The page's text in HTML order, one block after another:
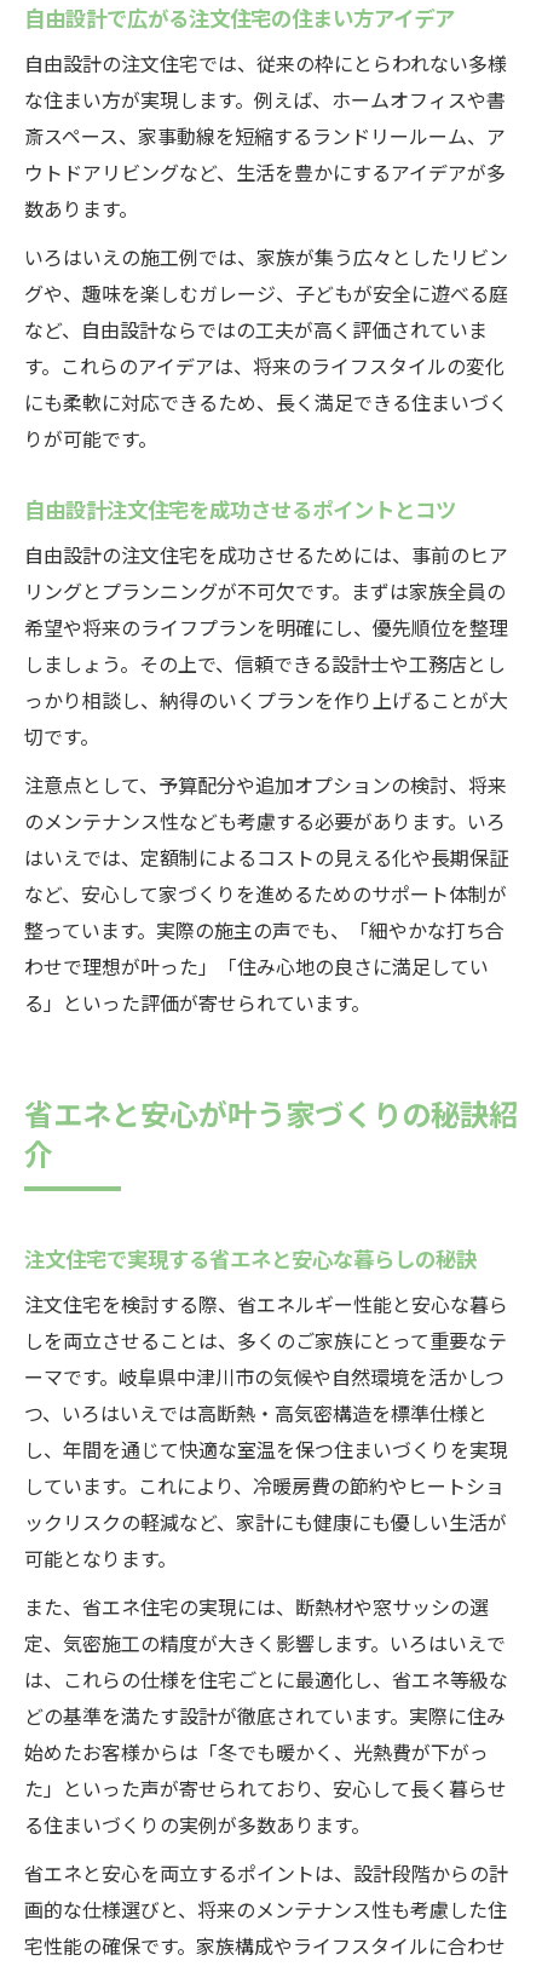
自由設計で広がる注文住宅の住まい方アイデア
自由設計の注文住宅では、従来の枠にとらわれない多様
な住まい方が実現します。例えば、ホームオフィスや書
斎スペース、家事動線を短縮するランドリールーム、ア
ウトドアリビングなど、生活を豊かにするアイデアが多
数あります。
いろはいえの施工例では、家族が集う広々としたリビン
グや、趣味を楽しむガレージ、子どもが安全に遊べる庭
など、自由設計ならではの工夫が高く評価されていま
す。これらのアイデアは、将来のライフスタイルの変化
にも柔軟に対応できるため、長く満足できる住まいづく
りが可能です。
自由設計注文住宅を成功させるポイントとコツ
自由設計の注文住宅を成功させるためには、事前のヒア
リングとプランニングが不可欠です。まずは家族全員の
希望や将来のライフプランを明確にし、優先順位を整理
しましょう。その上で、信頼できる設計士や工務店とし
っかり相談し、納得のいくプランを作り上げることが大
切です。
注意点として、予算配分や追加オプションの検討、将来
のメンテナンス性なども考慮する必要があります。いろ
はいえでは、定額制によるコストの見える化や長期保証
など、安心して家づくりを進めるためのサポート体制が
整っています。実際の施主の声でも、「細やかな打ち合
わせで理想が叶った」「住み心地の良さに満足してい
る」といった評価が寄せられています。
省エネと安心が叶う家づくりの秘訣紹
介
注文住宅で実現する省エネと安心な暮らしの秘訣
注文住宅を検討する際、省エネルギー性能と安心な暮ら
しを両立させることは、多くのご家族にとって重要なテ
ーマです。岐阜県中津川市の気候や自然環境を活かしつ
つ、いろはいえでは高断熱・高気密構造を標準仕様と
し、年間を通じて快適な室温を保つ住まいづくりを実現
しています。これにより、冷暖房費の節約やヒートショ
ックリスクの軽減など、家計にも健康にも優しい生活が
可能となります。
また、省エネ住宅の実現には、断熱材や窓サッシの選
定、気密施工の精度が大きく影響します。いろはいえで
は、これらの仕様を住宅ごとに最適化し、省エネ等級な
どの基準を満たす設計が徹底されています。実際に住み
始めたお客様からは「冬でも暖かく、光熱費が下がっ
た」といった声が寄せられており、安心して長く暮らせ
る住まいづくりの実例が多数あります。
省エネと安心を両立するポイントは、設計段階からの計
画的な仕様選びと、将来のメンテナンス性も考慮した住
宅性能の確保です。家族構成やライフスタイルに合わせ